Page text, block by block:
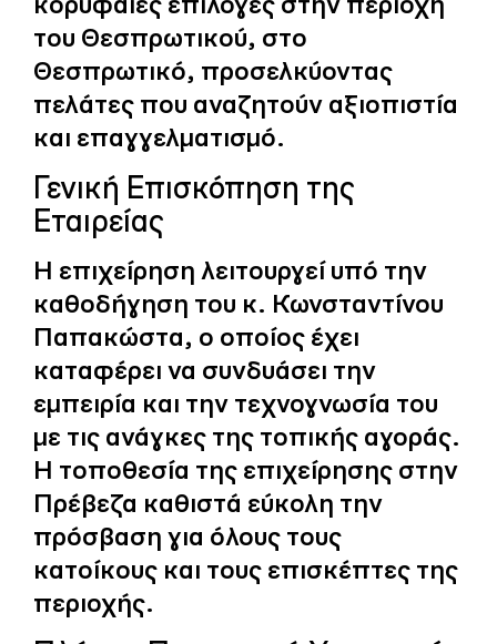
του Θεσπρωτικού, στο
Θεσπρωτικό, προσελκύοντας
πελάτες που αναζητούν αξιοπιστία
και επαγγελματισμό.
Γενική Επισκόπηση της
Εταιρείας
Η επιχείρηση λειτουργεί υπό την
καθοδήγηση του κ. Κωνσταντίνου
Παπακώστα, ο οποίος έχει
καταφέρει να συνδυάσει την
εμπειρία και την τεχνογνωσία του
με τις ανάγκες της τοπικής αγοράς.
Η τοποθεσία της επιχείρησης στην
Πρέβεζα καθιστά εύκολη την
πρόσβαση για όλους τους
κατοίκους και τους επισκέπτες της
περιοχής.